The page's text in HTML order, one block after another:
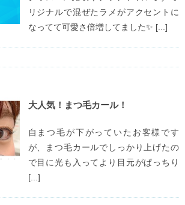
リジナルで混ぜたラメがアクセントに
なってて可愛さ倍増してました✨ [...]
大人気！まつ毛カール！
自まつ毛が下がっていたお客様です
が、まつ毛カールでしっかり上げたの
で目に光も入ってより目元がぱっちり
[...]